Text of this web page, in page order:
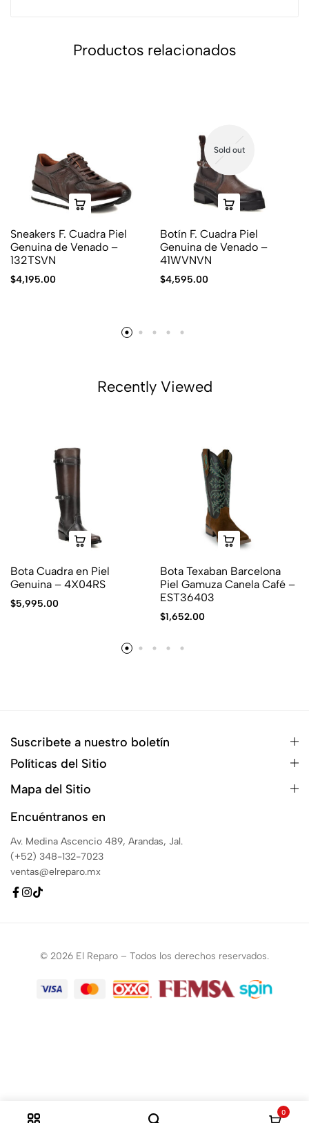
Productos relacionados
Sneakers F. Cuadra Piel
Genuina de Venado –
132TSVN
$4,195.00
Sold out
Botín F. Cuadra Piel
Genuina de Venado –
41WVNVN
$4,595.00
Recently Viewed
Bota Cuadra en Piel
Genuina – 4X04RS
$5,995.00
Bota Texaban Barcelona
Piel Gamuza Canela Café –
EST36403
$1,652.00
Suscribete a nuestro boletín
Políticas del Sitio
Mapa del Sitio
Encuéntranos en
Av. Medina Ascencio 489, Arandas, Jal.
(+52) 348-132-7023
ventas@elreparo.mx
© 2026 El Reparo – Todos los derechos reservados.
0